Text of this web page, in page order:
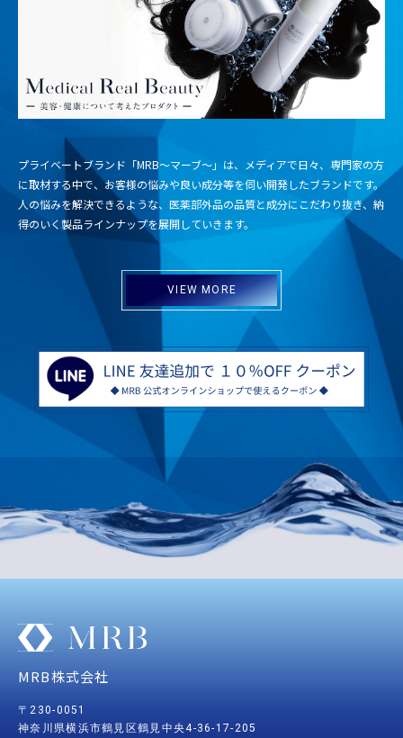
プライベートブランド「MRB～マーブ～」は、メディアで日々、専門家の方
に取材する中で、お客様の悩みや良い成分等を伺い開発したブランドです。
人の悩みを解決できるような、医薬部外品の品質と成分にこだわり抜き、納
得のいく製品ラインナップを展開していきます。
VIEW MORE
MRB株式会社
〒230-0051
神奈川 県横浜市鶴見区鶴見中央4-36-17-205